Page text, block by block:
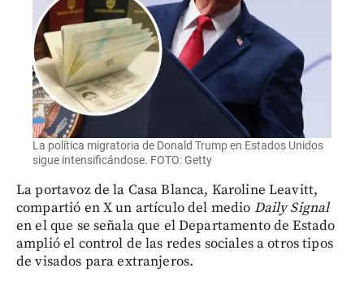
La política migratoria de Donald Trump en Estados Unidos
sigue intensificándose. FOTO: Getty
La portavoz de la Casa Blanca, Karoline Leavitt,
compartió en X un artículo del medio Daily Signal
en el que se señala que el Departamento de Estado
amplió el control de las redes sociales a otros tipos
de visados para extranjeros.